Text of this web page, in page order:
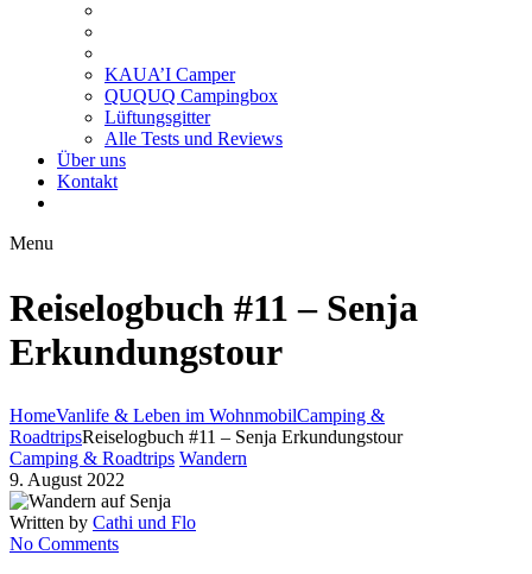
KAUA’I Camper
QUQUQ Campingbox
Lüftungsgitter
Alle Tests und Reviews
Über uns
Kontakt
Menu
Reiselogbuch #11 – Senja
Erkundungstour
HomeVanlife & Leben im WohnmobilCamping &
RoadtripsReiselogbuch #11 – Senja Erkundungstour
Camping & Roadtrips Wandern
9. August 2022
Written by Cathi und Flo
No Comments